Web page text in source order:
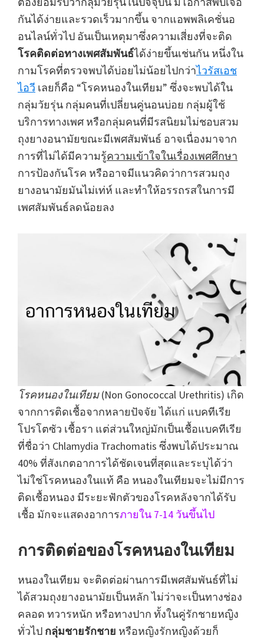
กันได้ง่ายและรวดเร็วมากขึ้น จากแอพพลิเคชั่นอ
อนไลน์ทั่วไป อันเป็นเหตุมาซึ่งความเสี่ยงที่จะติด
โรคติดต่อทางเพศสัมพันธ์ได้ง่ายขึ้นเช่นกัน หนึ่งใน
กามโรคที่ตรวจพบได้บ่อยไม่น้อยไปกว่าไวรัสเอช
ไอวี เลยก็คือ “โรคหนองในเทียม” ซึ่งจะพบได้ใน
กลุ่มวัยรุ่น กลุ่มคนที่เปลี่ยนคู่นอนบ่อย กลุ่มผู้ใช้
บริการทางเพศ หรือกลุ่มคนที่มีรสนิยมไม่ชอบสวม
ถุงยางอนามัยขณะมีเพศสัมพันธ์ อาจเนื่องมาจาก
การที่ไม่ได้มีความรู้ความเข้าใจในเรื่องเพศศึกษา
การป้องกันโรค หรืออาจมีแนวคิดว่าการสวมถุง
ยางอนามัยมันไม่เท่ห์ และทำให้อรรถรสในการมี
เพศสัมพันธ์ลดน้อยลง
โรคหนองในเทียม(Non Gonococcal Urethritis) เกิด
จากการติดเชื้อจากหลายปัจจัย ได้แก่ แบคทีเรีย
โปรโตซัว เชื้อรา แต่ส่วนใหญ่มักเป็นเชื้อแบคทีเรีย
ที่ชื่อว่า Chlamydia Trachomatis ซึ่งพบได้ประมาณ
40% ที่สังเกตอาการได้ชัดเจนที่สุดและระบุได้ว่า
ไม่ใช่โรคหนองในแท้ คือ หนองในเทียมจะไม่มีการ
ติดเชื้อหนอง มีระยะฟักตัวของโรคหลังจากได้รับ
เชื้อ มักจะแสดงอาการภายใน 7-14 วันขึ้นไป
การติดต่อของโรคหนองในเทียม
หนองในเทียม จะติดต่อผ่านการมีเพศสัมพันธ์ที่ไม่
ได้สวมถุงยางอนามัยเป็นหลัก ไม่ว่าจะเป็นทางช่อง
คลอด ทวารหนัก หรือทางปาก ทั้งในคู่รักชายหญิง
ทั่วไป กลุ่มชายรักชาย หรือหญิงรักหญิงด้วยก็